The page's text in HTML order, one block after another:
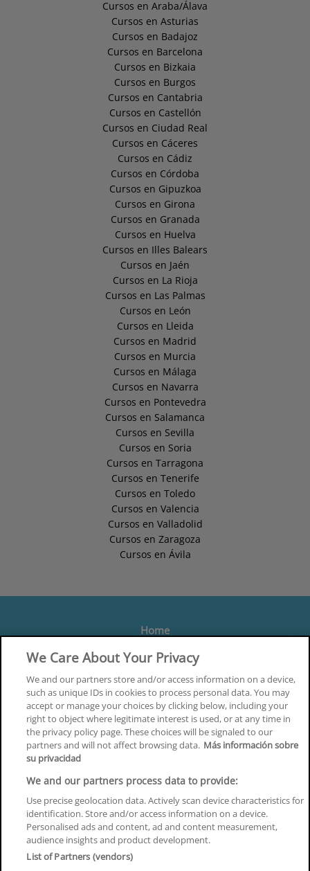
Cursos en Araba/Álava
Cursos en Asturias
Cursos en Badajoz
Cursos en Barcelona
Cursos en Bizkaia
Cursos en Burgos
Cursos en Cantabria
Cursos en Castellón
Cursos en Ciudad Real
Cursos en Cáceres
Cursos en Cádiz
Cursos en Córdoba
Cursos en Gipuzkoa
Cursos en Girona
Cursos en Granada
Cursos en Huelva
Cursos en Illes Balears
Cursos en Jaén
Cursos en La Rioja
Cursos en Las Palmas
Cursos en León
Cursos en Lleida
Cursos en Madrid
Cursos en Murcia
Cursos en Málaga
Cursos en Navarra
Cursos en Pontevedra
Cursos en Salamanca
Cursos en Sevilla
Cursos en Soria
Cursos en Tarragona
Cursos en Tenerife
Cursos en Toledo
Cursos en Valencia
Cursos en Valladolid
Cursos en Zaragoza
Cursos en Ávila
Home
Formación
Centros
Orientación
Quiénes somos
Contacta
Política de Privacidad
Política de Cookies
Canal Ético
¡Síguenos!
We Care About Your Privacy
We and our partners store and/or access information on a device,
such as unique IDs in cookies to process personal data. You may
accept or manage your choices by clicking below, including your
right to object where legitimate interest is used, or at any time in
the privacy policy page. These choices will be signaled to our
partners and will not affect browsing data. Más información sobre
su privacidad
We and our partners process data to provide:
Use precise geolocation data. Actively scan device characteristics for
identification. Store and/or access information on a device.
Personalised ads and content, ad and content measurement,
audience insights and product development.
List of Partners (vendors)